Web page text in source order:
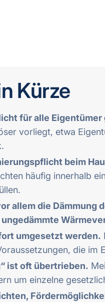
Kürze
für alle
vorliegt, etwa
beim
häufig innerhalb
allem die Dämmung
umgesetzt werden.
die im
ist oft übertrieben.
um einzelne